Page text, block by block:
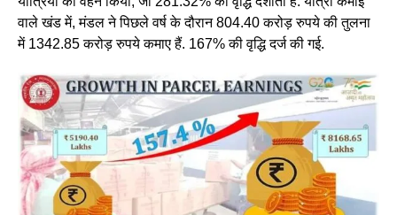
वाले खंड में, मंडल ने पिछले वर्ष के दौरान 804.40 करोड़ रुपये की तुलना
में 1342.85 करोड़ रुपये कमाए हैं. 167% की वृद्धि दर्ज की गई.